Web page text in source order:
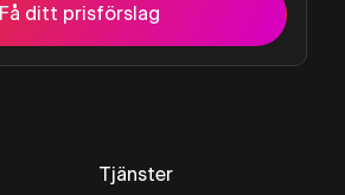
Få ditt prisförslag
Tjänster